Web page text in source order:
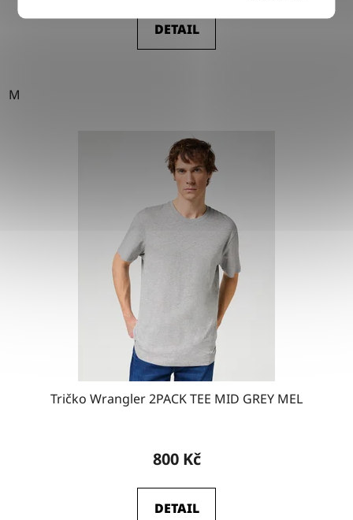
DETAIL
M
Tričko Wrangler 2PACK TEE MID GREY MEL
800 Kč
DETAIL